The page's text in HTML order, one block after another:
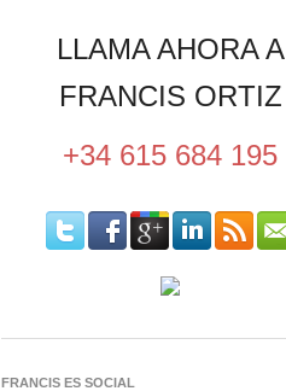
LLAMA AHORA A
FRANCIS ORTIZ
+34 615 684 195
FRANCIS ES SOCIAL